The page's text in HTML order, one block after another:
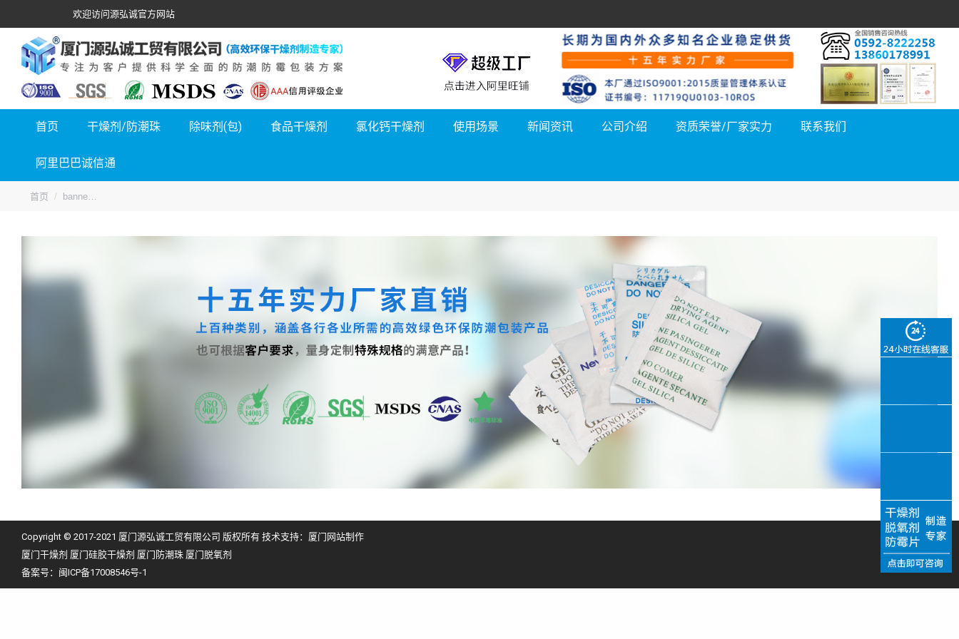
欢迎访问源弘诚官方网站
首页 干燥剂/防潮珠 除味剂(包) 食品干燥剂 氯化钙干燥剂 使用场景 新闻资讯 公司介绍 资质荣誉/厂家实力 联系我们
阿里巴巴诚信通
您的位置：
首页 banne…
Copyright © 2017-2021 厦门源弘诚工贸有限公司 版权所有 技术支持： 厦门网站制作
厦门干燥剂 厦门硅胶干燥剂 厦门防潮珠 厦门脱氧剂
备案号： 闽ICP备17008546号-1